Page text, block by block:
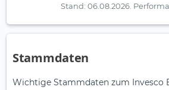
Stand: 06.08.2026.
Stammdaten
Wichtige Stammdaten zum Invesco